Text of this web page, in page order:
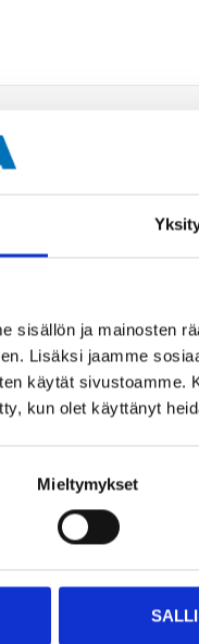
sisällön ja mainosten
Lisäksi jaamme
käytät sivustoamme.
kun olet käyttänyt
Mieltymykset